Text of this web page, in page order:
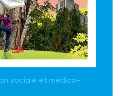
sociale et médico-